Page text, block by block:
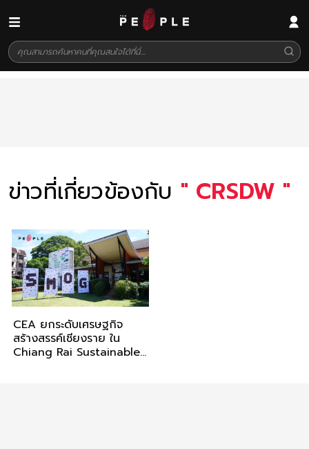
ข่าวที่เกี่ยวข้องกับ " CRSDW "
CEA ยกระดับเศรษฐกิจ
สร้างสรรค์เชียงราย ใน
Chiang Rai Sustainable